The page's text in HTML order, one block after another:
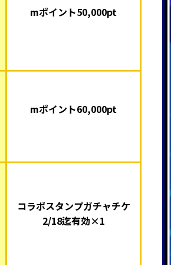
mポイント50,000pt
mポイント60,000pt
コラボスタンプガチャチケ
2/18迄有効×1